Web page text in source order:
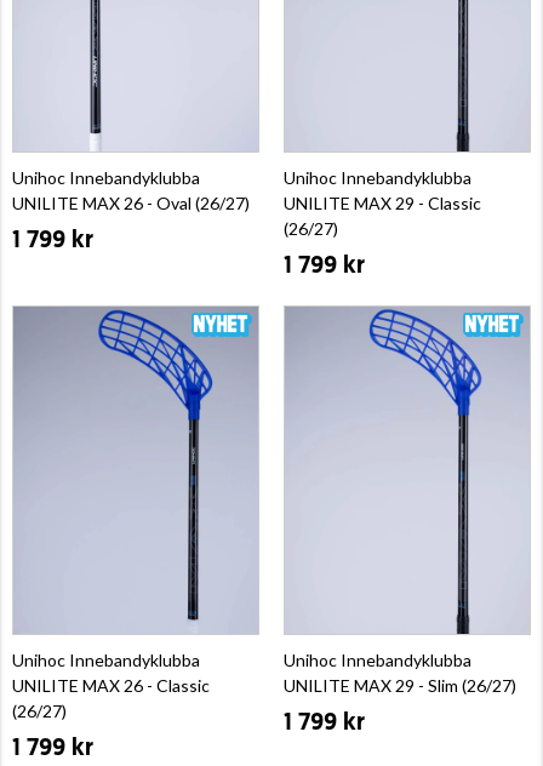
Unihoc Innebandyklubba
UNILITE MAX 26 - Oval (26/27)
1 799 kr
Unihoc Innebandyklubba
UNILITE MAX 29 - Classic
(26/27)
1 799 kr
Unihoc Innebandyklubba
UNILITE MAX 26 - Classic
(26/27)
1 799 kr
Unihoc Innebandyklubba
UNILITE MAX 29 - Slim (26/27)
1 799 kr